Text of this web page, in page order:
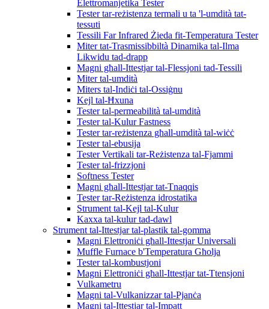
Elettromanjetika Tester
Tester tar-reżistenza termali u ta 'l-umdità tat-
tessuti
Tessili Far Infrared Żieda fit-Temperatura Tester
Miter tat-Trasmissibbiltà Dinamika tal-Ilma
Likwidu tad-drapp
Magni għall-Ittestjar tal-Flessjoni tad-Tessili
Miter tal-umdità
Miters tal-Indiċi tal-Ossiġnu
Kejl tal-Ħxuna
Tester tal-permeabilità tal-umdità
Tester tal-Kulur Fastness
Tester tar-reżistenza għall-umdità tal-wiċċ
Tester tal-ebusija
Tester Vertikali tar-Reżistenza tal-Fjammi
Tester tal-frizzjoni
Softness Tester
Magni għall-Ittestjar tat-Tnaqqis
Tester tar-Reżistenza idrostatika
Strument tal-Kejl tal-Kulur
Kaxxa tal-kulur tad-dawl
Strument tal-Ittestjar tal-plastik tal-gomma
Magni Elettroniċi għall-Ittestjar Universali
Muffle Furnace b'Temperatura Għolja
Tester tal-kombustjoni
Magni Elettroniċi għall-Ittestjar tat-Ttensjoni
Vulkametru
Magni tal-Vulkanizzar tal-Pjanċa
Magni tal-Ittestjar tal-Impatt